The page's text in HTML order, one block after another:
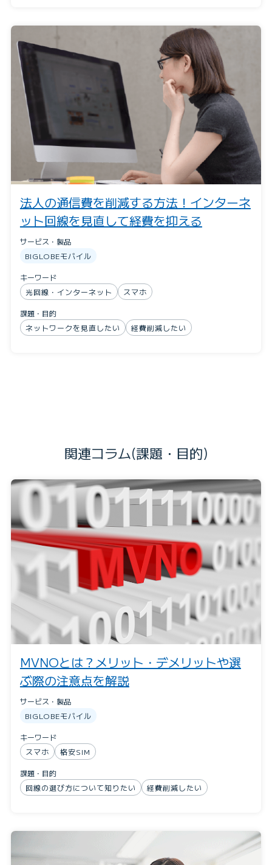
法人の通信費を削減する方法！インターネ
ット回線を見直して経費を抑える
サービス・製品
BIGLOBEモバイル
キーワード
光回線・インターネット
スマホ
課題・目的
ネットワークを見直したい
経費削減したい
関連コラム(課題・目的)
MVNOとは？メリット・デメリットや選
ぶ際の注意点を解説
サービス・製品
BIGLOBEモバイル
キーワード
スマホ
格安SIM
課題・目的
回線の選び方について知りたい
経費削減したい